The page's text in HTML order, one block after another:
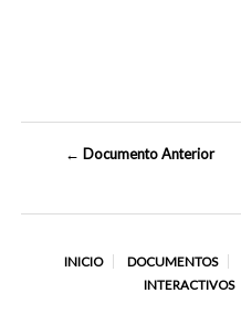
← Documento Anterior
INICIO DOCUMENTOS
INTERACTIVOS